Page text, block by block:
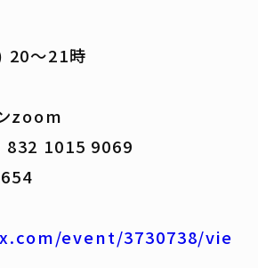
20〜21時
ンzoom
832 1015 9069
event/3730738/vie